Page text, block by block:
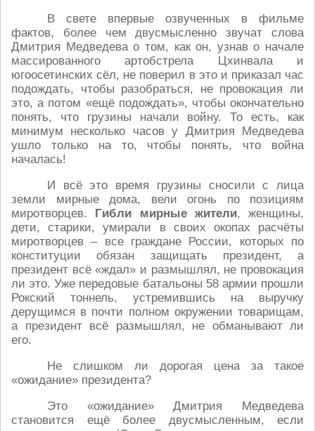
В свете впервые озвученных в фильме
фактов, более чем двусмысленно звучат слова
Дмитрия Медведева о том, как он, узнав о начале
массированного артобстрела Цхинвала и
югоосетинских сёл, не поверил в это и приказал час
подождать, чтобы разобраться, не провокация ли
это, а потом «ещё подождать», чтобы окончательно
понять, что грузины начали войну. То есть, как
минимум несколько часов у Дмитрия Медведева
ушло только на то, чтобы понять, что война
началась!
И всё это время грузины сносили с лица
земли мирные дома, вели огонь по позициям
миротворцев. Гибли мирные жители, женщины,
дети, старики, умирали в своих окопах расчёты
миротворцев – все граждане России, которых по
конституции обязан защищать президент, а
президент всё «ждал» и размышлял, не провокация
ли это. Уже передовые батальоны 58 армии прошли
Рокский тоннель, устремившись на выручку
дерущимся в почти полном окружении товарищам,
а президент всё размышлял, не обманывают ли
его.
Не слишком ли дорогая цена за такое
«ожидание» президента?
Это «ожидание» Дмитрия Медведева
становится ещё более двусмысленным, если